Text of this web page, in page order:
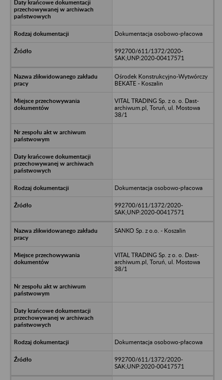
Dokumentacja osobowo-płacowa
992700/611/1372/2020-
SAK;UNP:2020-00417571
Ośrodek Konstrukcyjno-Wytwórczy
BEKATE - Koszalin
VITAL TRADING Sp. z o. o. Dast-
archiwum.pl, Toruń, ul. Mostowa
38/1
Dokumentacja osobowo-płacowa
992700/611/1372/2020-
SAK;UNP:2020-00417571
SANKO Sp. z o.o. - Koszalin
VITAL TRADING Sp. z o. o. Dast-
archiwum.pl, Toruń, ul. Mostowa
38/1
Dokumentacja osobowo-płacowa
992700/611/1372/2020-
SAK;UNP:2020-00417571